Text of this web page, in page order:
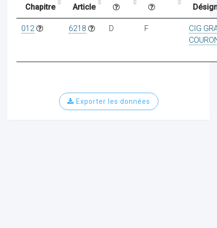
Chapitre Article
012 6218 D F
CIG
Exporter les données